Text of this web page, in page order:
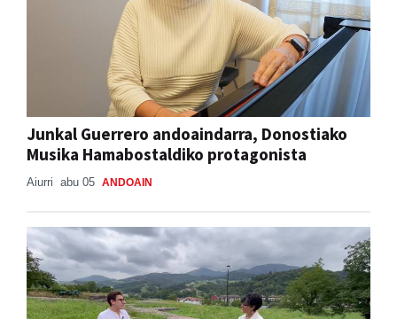
Junkal Guerrero andoaindarra, Donostiako
Musika Hamabostaldiko protagonista
Aiurri abu 05 ANDOAIN